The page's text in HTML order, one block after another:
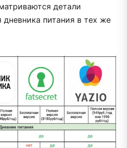
детали
дневника питания в тех же